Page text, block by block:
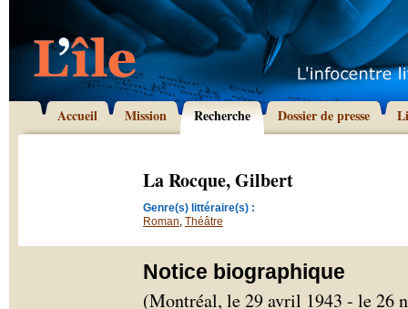
Accueil Mission Recherche Dossier de presse
La Rocque, Gilbert
Genre(s) littéraire(s) :
Roman, Théâtre
Notice biographique
(Montréal, le 29 avril 1943 - le 26